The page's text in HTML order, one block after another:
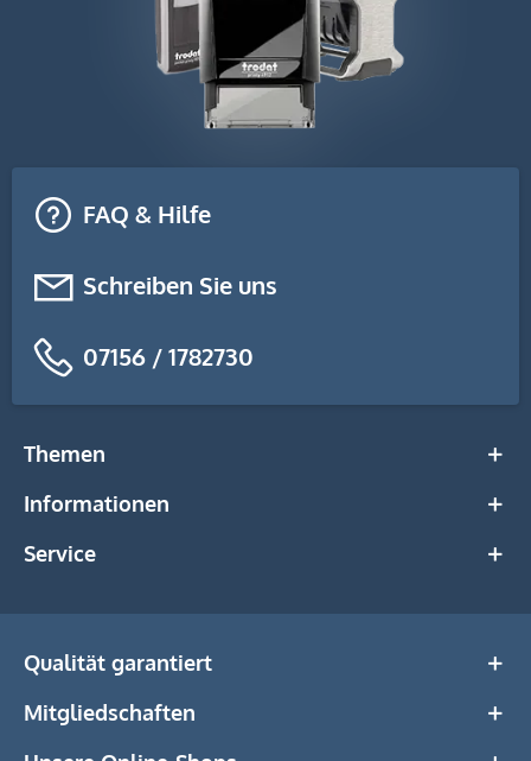
FAQ & Hilfe
Schreiben Sie uns
07156 / 1782730
Themen
Informationen
Service
Qualität garantiert
Mitgliedschaften